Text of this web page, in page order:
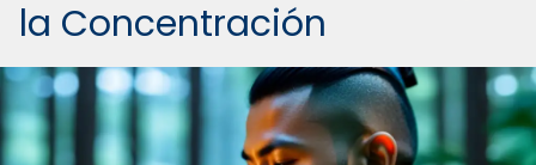
la Concentración